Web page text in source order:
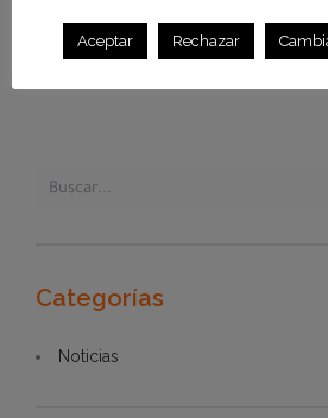
Categorías
Noticias
Aceptar Rechazar